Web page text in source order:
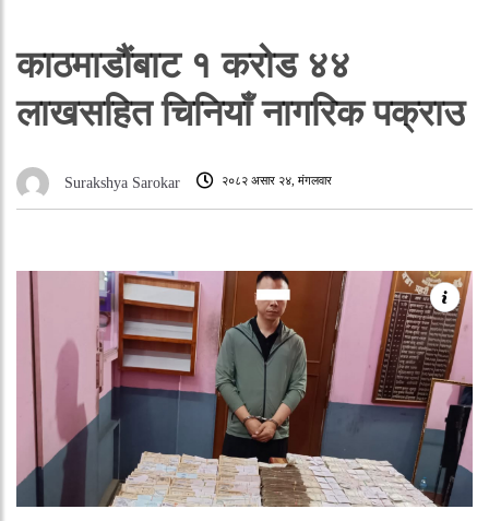
काठमाडौंबाट १ करोड ४४
लाखसहित चिनियाँ नागरिक पक्राउ
Surakshya Sarokar २०८२ असार २४, मंगलवार